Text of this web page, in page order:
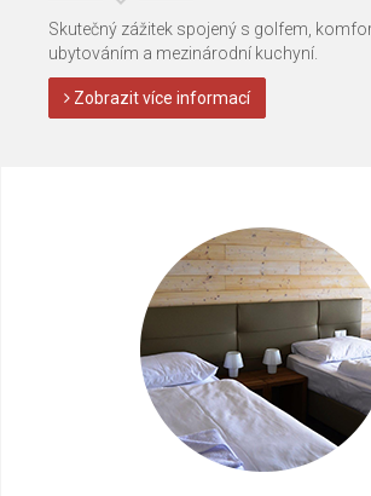
Skutečný zážitek spojený s golfem,
ubytováním a mezinárodní kuchyní.
Zobrazit více informací